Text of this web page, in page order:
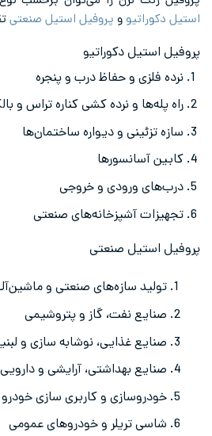
استیل دکوراتیو و پروفیل استیل صنعتی
پروفیل استیل دکوراتیو
نرده فلزی و حفاظ درب و پنجره
راه پله‌ها و نرده کشی کناره تراس و
سازه تزئینی و دیواره ساختمان‌ها
کابین آسانسورها
درب‌های ورودی و خروجی
تجهیزات آشپزخانه‌های صنعتی
پروفیل استیل صنعتی
تولید سازه‌های صنعتی و
صنایع نفت، گاز و پتروشیمی
صنایع غذایی، نوشابه سازی و
صنایع بهداشتی، آرایشی و دارویی
خودروسازی و کاربری سازی خودرو
شاسی تریلر و خودروهای عمومی